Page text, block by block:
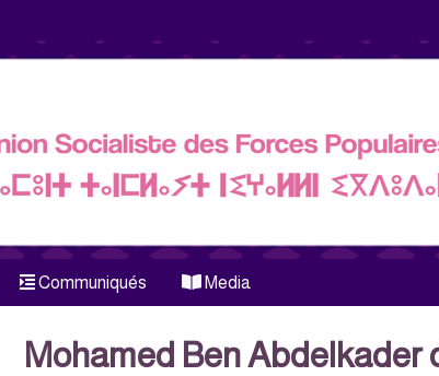
Communiqués Media
Mohamed Ben Abdelkader